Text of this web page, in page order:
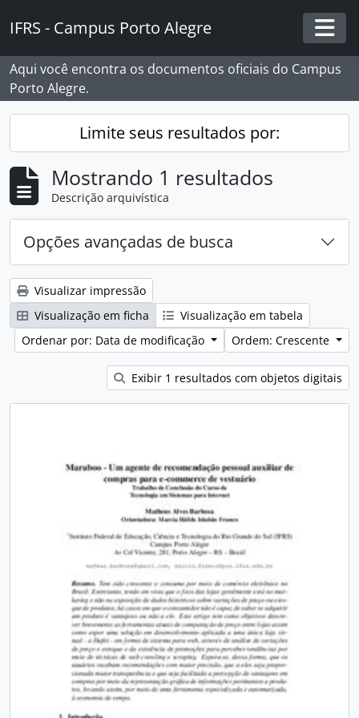
IFRS - Campus Porto Alegre
Aqui você encontra os documentos oficiais do Campus
Porto Alegre.
Limite seus resultados por:
Mostrando 1 resultados
Descrição arquivística
Opções avançadas de busca
Visualizar impressão
Visualização em ficha
Visualização em tabela
Ordenar por: Data de modificação
Ordem: Crescente
Exibir 1 resultados com objetos digitais